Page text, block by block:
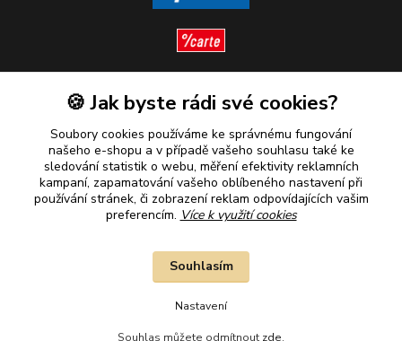
Sledujte nás
Plaťte u nás bezpečně
🍪 Jak byste rádi své cookies?
Soubory cookies používáme ke správnému fungování
našeho e-shopu a v případě vašeho souhlasu také ke
sledování statistik o webu, měření efektivity reklamních
kampaní, zapamatování vašeho oblíbeného nastavení při
používání stránek, či zobrazení reklam odpovídajících vašim
preferencím. Více k využití cookies
Nastavení
Souhlasím
Souhlas můžete odmítnout zde.